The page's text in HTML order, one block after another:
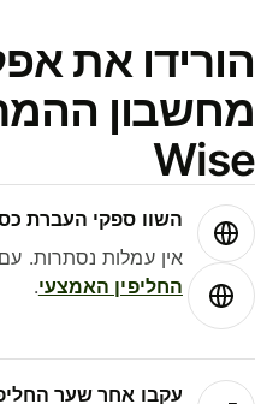
את
השוו ספקי העברת
אין עמלות נסתרות. עם Wise תמיד תקבלו את
החליפין האמצעי.
עקבו אחר שער